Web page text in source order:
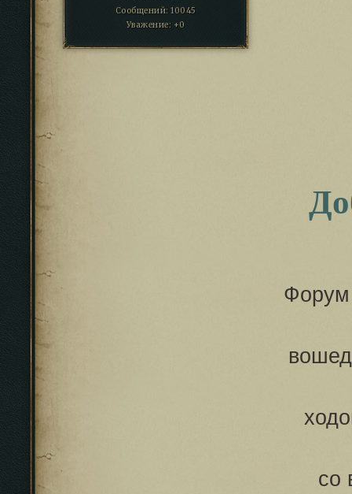
Сообщений: 10045
Уважение: +0
Форум
со